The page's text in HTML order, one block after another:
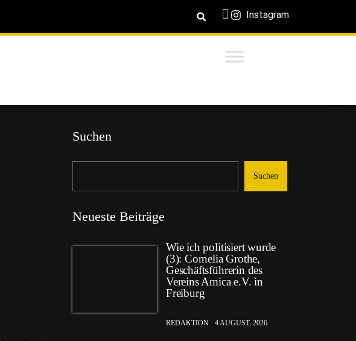
Instagram
Suchen
Suchen
Neueste Beiträge
Wie ich politisiert wurde
(3): Cornelia Grothe,
Geschäftsführerin des
Vereins Amica e.V. in
Freiburg
REDAKTION 4 AUGUST, 2026